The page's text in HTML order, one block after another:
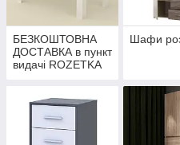
БЕЗКОШТОВНА
ДОСТАВКА в пункт
видачі ROZETKA
Шафи